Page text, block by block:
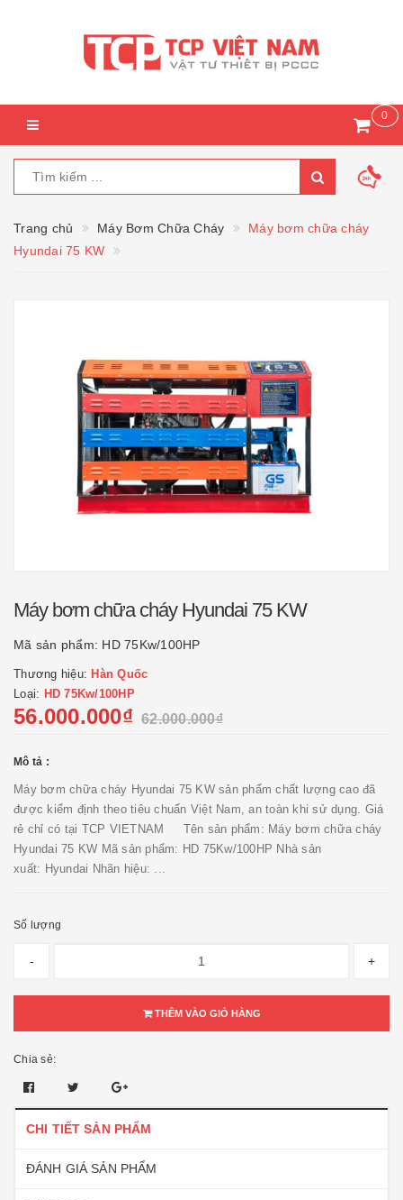
0
Trang chủ Máy Bơm Chữa Cháy
Máy bơm chữa cháy
Hyundai 75 KW
Máy bơm chữa cháy Hyundai 75 KW
Mã sản phẩm: HD 75Kw/100HP
Thương hiệu: Hàn Quốc
Loại: HD 75Kw/100HP
56.000.000₫ 62.000.000₫
Mô tả :
Máy bơm chữa cháy Hyundai 75 KW sản phẩm chất lượng cao đã
được kiểm định theo tiêu chuẩn Việt Nam, an toàn khi sử dụng. Giá
rẻ chỉ có tại TCP VIETNAM Tên sản phẩm: Máy bơm chữa cháy
Hyundai 75 KW Mã sản phẩm: HD 75Kw/100HP Nhà sản
xuất: Hyundai Nhãn hiệu: ...
Số lượng
- +
THÊM VÀO GIỎ HÀNG
Chia sẻ:
CHI TIẾT SẢN PHẨM
ĐÁNH GIÁ SẢN PHẨM